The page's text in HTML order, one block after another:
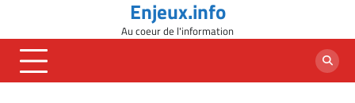
content
Enjeux.info
Au coeur de l'information